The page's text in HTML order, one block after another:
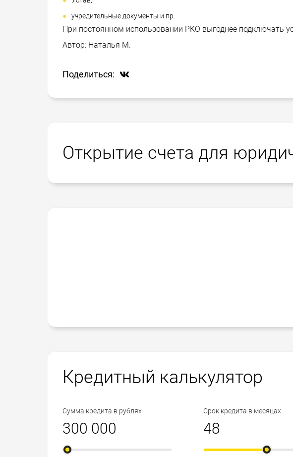
учредительные документы и пр.
При постоянном использовании РКО выгоднее подключать
Автор: Наталья М.
Поделиться:
Открытие счета для
Кредитный калькулятор
Сумма кредита в рублях Срок кредита в месяцах